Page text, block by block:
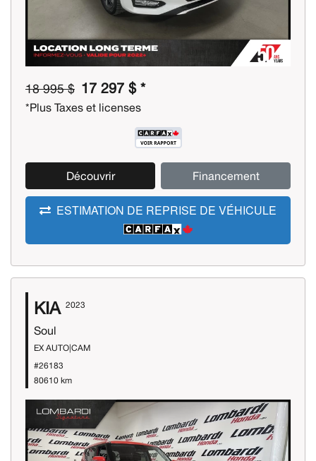
18 995 $ 17 297 $ *
*Plus Taxes et licenses
Découvrir Financement
ESTIMATION DE REPRISE DE VÉHICULE
KIA 2023
Soul
EX AUTO|CAM
#26183
80610 km